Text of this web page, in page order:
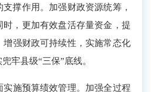
撑作用。加强财政资源统筹，
，更加有效盘活存量资金，提
增强财政可持续性，实施常态化
牢县级“三保”底线。
实施预算绩效管理。 加强全过程